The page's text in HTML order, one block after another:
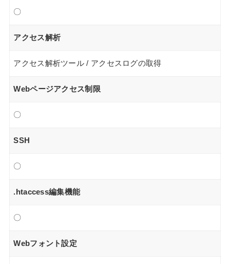
〇
アクセス解析
アクセス解析ツール / アクセスログの取得
Webページアクセス制限
〇
SSH
〇
.htaccess編集機能
〇
Webフォント設定